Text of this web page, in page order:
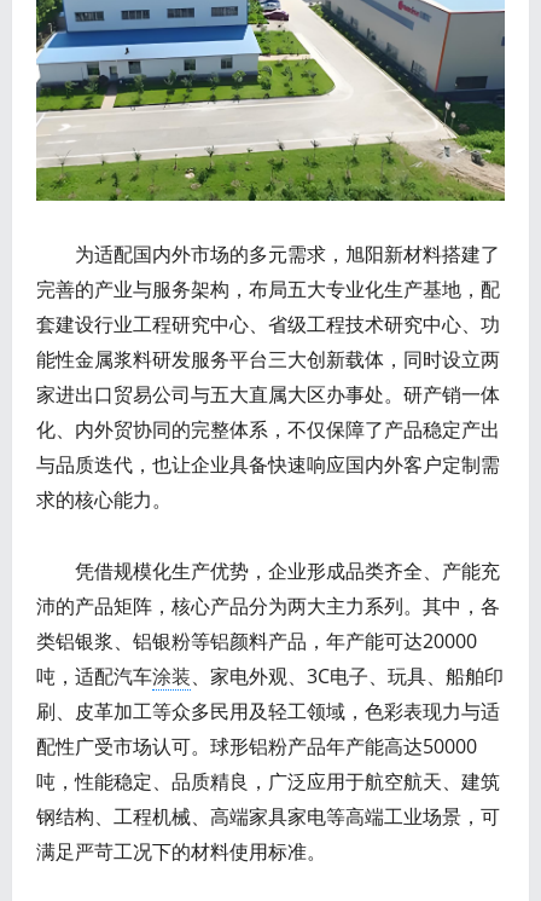
为适配国内外市场的多元需求，旭阳新材料搭建了
完善的产业与服务架构，布局五大专业化生产基地，配
套建设行业工程研究中心、省级工程技术研究中心、功
能性金属浆料研发服务平台三大创新载体，同时设立两
家进出口贸易公司与五大直属大区办事处。研产销一体
化、内外贸协同的完整体系，不仅保障了产品稳定产出
与品质迭代，也让企业具备快速响应国内外客户定制需
求的核心能力。
凭借规模化生产优势，企业形成品类齐全、产能充
沛的产品矩阵，核心产品分为两大主力系列。其中，各
类铝银浆、铝银粉等铝颜料产品，年产能可达20000
吨，适配汽车涂装、家电外观、3C电子、玩具、船舶印
刷、皮革加工等众多民用及轻工领域，色彩表现力与适
配性广受市场认可。球形铝粉产品年产能高达50000
吨，性能稳定、品质精良，广泛应用于航空航天、建筑
钢结构、工程机械、高端家具家电等高端工业场景，可
满足严苛工况下的材料使用标准。